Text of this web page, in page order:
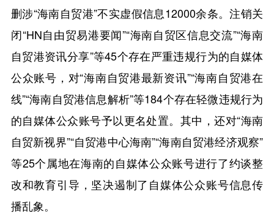
删涉“海南自贸港”不实虚假信息12000余条。注销关
闭“HN自由贸易港要闻”“海南自贸区信息交流”“海南
自贸港资讯分享”等45个存在严重违规行为的自媒体
公众账号，对“海南自贸港最新资讯”“海南自贸港在
线”“海南自贸港信息解析”等184个存在轻微违规行为
的自媒体公众账号予以更名处置。其中，还对“海南
自贸新视界”“自贸港中心海南”“海南自贸港经济观察”
等25个属地在海南的自媒体公众账号进行了约谈整
改和教育引导，坚决遏制了自媒体公众账号信息传
播乱象。